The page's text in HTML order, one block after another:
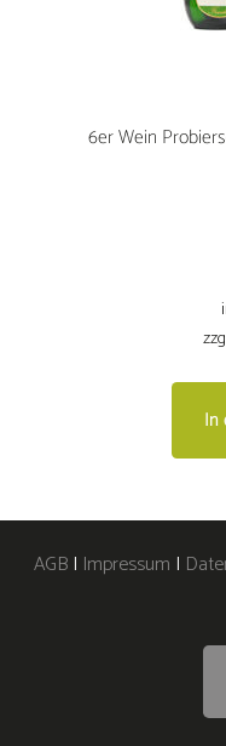
6er Wein
In
AGB | Impressum |